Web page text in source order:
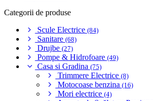
Categorii de produse
Scule Electrice (84)
Sanitare (68)
Drujbe (27)
Pompe & Hidrofoare (49)
Casa si Gradina (75)
Trimmere Electrice (8)
Motocoase benzina (16)
Mori electrice (4)